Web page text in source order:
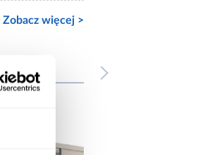
Zobacz więcej >